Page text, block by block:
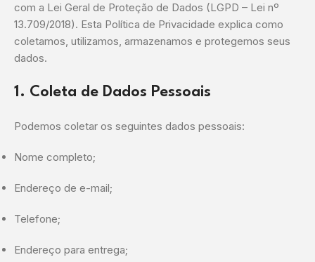
com a Lei Geral de Proteção de Dados (LGPD – Lei nº
13.709/2018). Esta Política de Privacidade explica como
coletamos, utilizamos, armazenamos e protegemos seus
dados.
1. Coleta de Dados Pessoais
Podemos coletar os seguintes dados pessoais:
Nome completo;
Endereço de e-mail;
Telefone;
Endereço para entrega;